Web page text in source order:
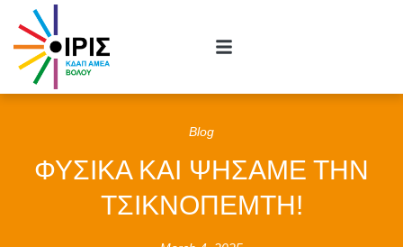
Blog
ΦΥΣΙΚΑ ΚΑΙ ΨΗΣΑΜΕ ΤΗΝ
ΤΣΙΚΝΟΠΕΜΤΗ!